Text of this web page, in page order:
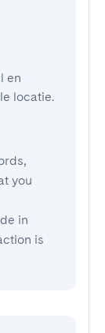
en
locatie.
you
in
is